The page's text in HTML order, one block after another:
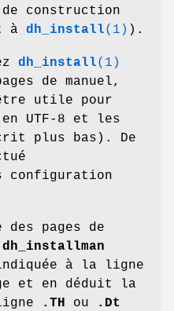
construction
à dh_install(1) ).
dh_install(1)
de manuel,
utile pour
UTF-8 et les
plus bas). De
configuration
pages de
dh_installman
à la ligne
et en déduit la
.TH ou
.Dt